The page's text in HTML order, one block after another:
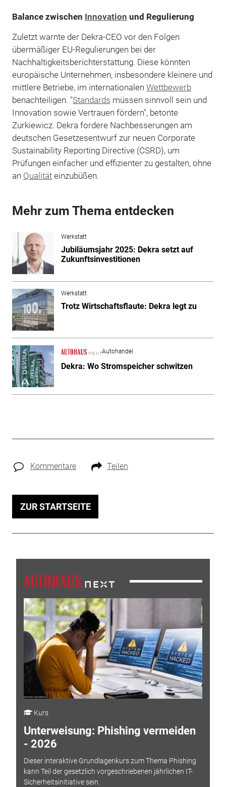
Balance zwischen Innovation und Regulierung
Zuletzt warnte der Dekra-CEO vor den Folgen
übermäßiger EU-Regulierungen bei der
Nachhaltigkeitsberichterstattung. Diese könnten
europäische Unternehmen, insbesondere kleinere und
mittlere Betriebe, im internationalen Wettbewerb
benachteiligen. "Standards müssen sinnvoll sein und
Innovation sowie Vertrauen fördern", betonte
Zurkiewicz. Dekra fordere Nachbesserungen am
deutschen Gesetzesentwurf zur neuen Corporate
Sustainability Reporting Directive (CSRD), um
Prüfungen einfacher und effizienter zu gestalten, ohne
an Qualitäteinzubüßen.
Mehr zum Thema entdecken
Werkstatt
Jubiläumsjahr 2025: Dekra setzt auf
Zukunftsinvestitionen
Werkstatt
Trotz Wirtschaftsflaute: Dekra legt zu
Autohandel
Dekra: Wo Stromspeicher schwitzen
Kommentare Teilen
ZUR STARTSEITE
Kurs
Unterweisung: Phishing vermeiden
- 2026
Dieser interaktive Grundlagenkurs zum Thema Phishing
kann Teil der gesetzlich vorgeschriebenen jährlichen IT-
Sicherheitsinitiative sein.